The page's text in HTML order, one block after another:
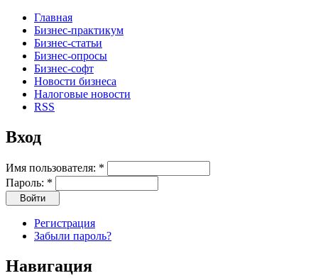
Главная
Бизнес-практикум
Бизнес-статьи
Бизнес-опросы
Бизнес-софт
Новости бизнеса
Налоговые новости
RSS
Вход
Имя пользователя: *
Пароль: *
Регистрация
Забыли пароль?
Навигация